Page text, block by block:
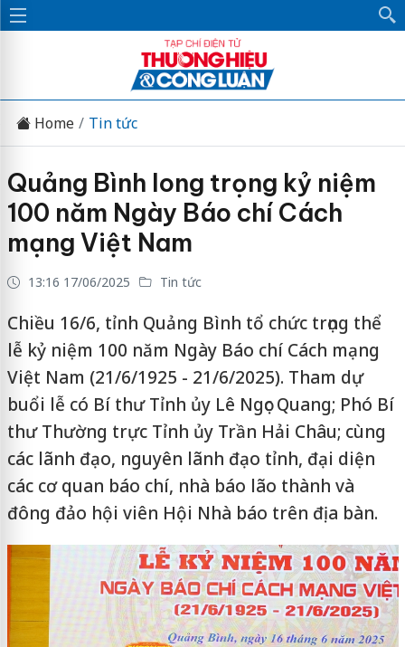
Home Tin tức
Quảng Bình long trọng kỷ niệm
100 năm Ngày Báo chí Cách
mạng Việt Nam
13:16 17/06/2025 Tin tức
Chiều 16/6, tỉnh Quảng Bình tổ chức trọng thể
lễ kỷ niệm 100 năm Ngày Báo chí Cách mạng
Việt Nam (21/6/1925 - 21/6/2025). Tham dự
buổi lễ có Bí thư Tỉnh ủy Lê Ngọc Quang; Phó Bí
thư Thường trực Tỉnh ủy Trần Hải Châu; cùng
các lãnh đạo, nguyên lãnh đạo tỉnh, đại diện
các cơ quan báo chí, nhà báo lão thành và
đông đảo hội viên Hội Nhà báo trên địa bàn.